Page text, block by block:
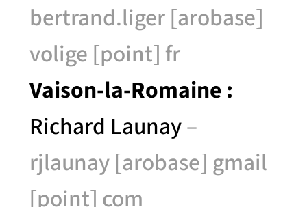
bertrand.liger [arobase]
volige [point] fr
Vaison-la-Romaine :
Richard Launay–
rjlaunay [arobase] gmail
[point] com